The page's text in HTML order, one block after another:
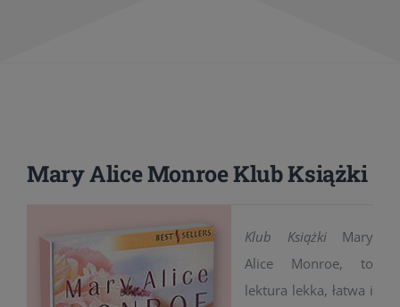
Mary Alice Monroe Klub Książki
Klub KsiążkiMary
Alice Monroe, to
lektura lekka, łatwa i